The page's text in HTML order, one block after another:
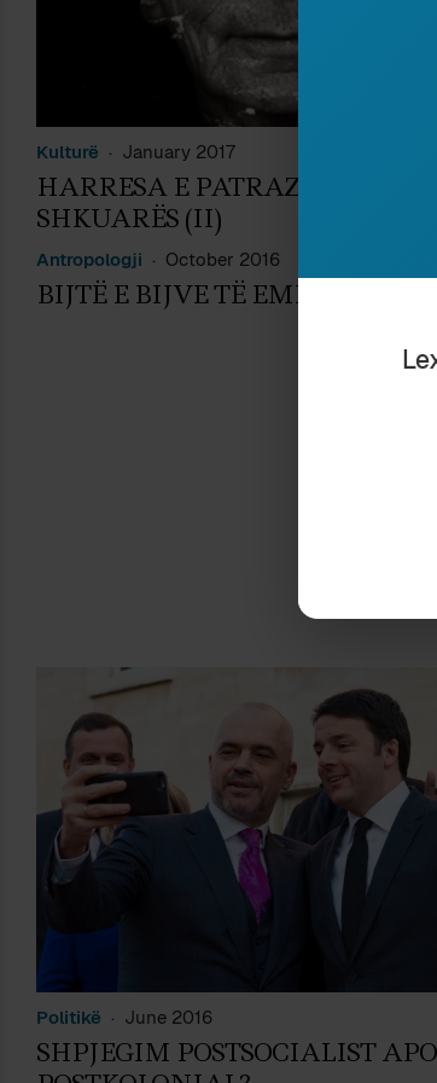
Kulturë January 2017
HARRESA E PATRAZUAR E SË
SHKUARËS (II)
Antropologji October 2016
BIJTË E BIJVE TË
Politikë June 2016
SHPJEGIM POSTSOCIALIST APO